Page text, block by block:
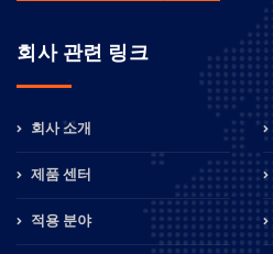
회사 관련 링크
회사 소개
제품 센터
적용 분야